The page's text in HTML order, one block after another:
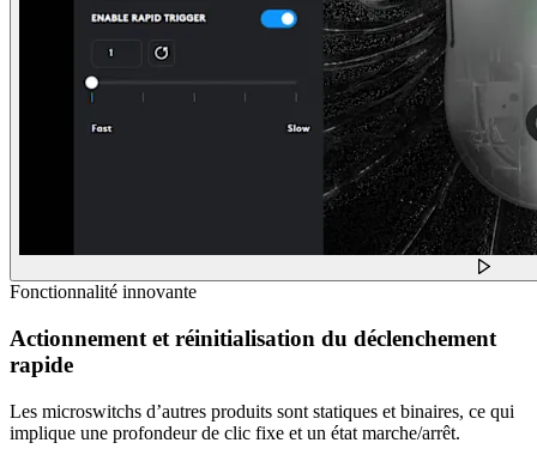
Fonctionnalité innovante
Actionnement et réinitialisation du déclenchement
rapide
Les microswitchs d’autres produits sont statiques et binaires, ce qui
implique une profondeur de clic fixe et un état marche/arrêt.